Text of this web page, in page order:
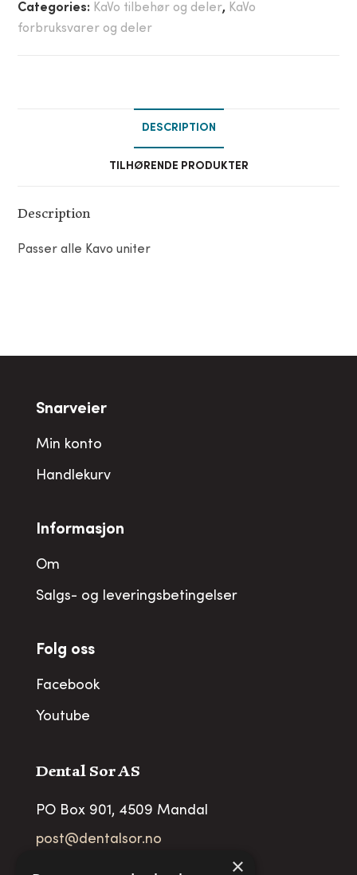
Categories: KaVo tilbehør og deler, KaVo
forbruksvarer og deler
DESCRIPTION
TILHØRENDE PRODUKTER
Description
Passer alle Kavo uniter
Snarveier
Min konto
Handlekurv
Informasjon
Om
Salgs- og leveringsbetingelser
Folg oss
Facebook
Youtube
Dental Sor AS
PO Box 901, 4509 Mandal
post@dentalsor.no
×